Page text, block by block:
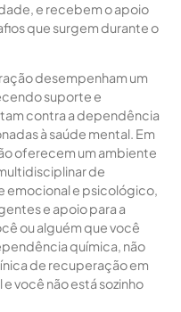
e recebem o apoio
que surgem durante o
desempenham um
suporte e
contra a dependência
à saúde mental. Em
oferecem um ambiente
de
emocional e psicológico,
e apoio para a
ou alguém que você
química, não
de recuperação em
você não está sozinho